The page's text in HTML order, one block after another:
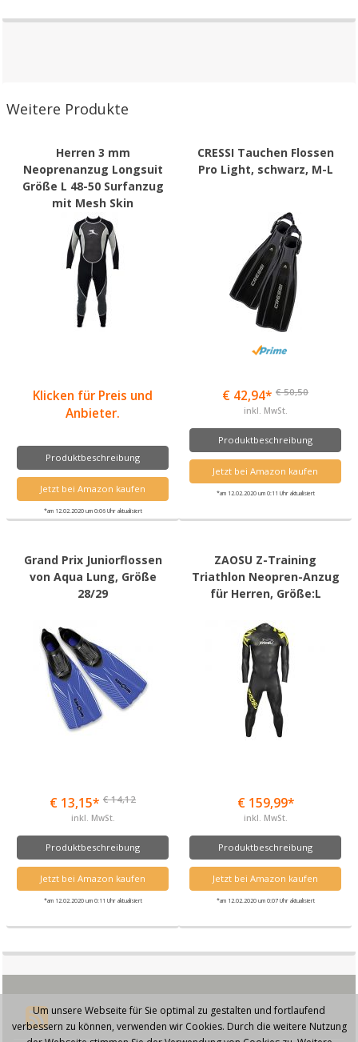
Weitere Produkte
Herren 3 mm
Neoprenanzug Longsuit
Größe L 48-50 Surfanzug
mit Mesh Skin
Klicken für Preis und
Anbieter.
Produktbeschreibung
Jetzt bei Amazon kaufen
*am 12.02.2020 um 0:06 Uhr aktualisiert
CRESSI Tauchen Flossen
Pro Light, schwarz, M-L
€ 42,94* € 50,50
inkl. MwSt.
Produktbeschreibung
Jetzt bei Amazon kaufen
*am 12.02.2020 um 0:11 Uhr aktualisiert
Grand Prix Juniorflossen
von Aqua Lung, Größe
28/29
€ 13,15* € 14,12
inkl. MwSt.
Produktbeschreibung
Jetzt bei Amazon kaufen
*am 12.02.2020 um 0:11 Uhr aktualisiert
ZAOSU Z-Training
Triathlon Neopren-Anzug
für Herren, Größe:L
€ 159,99*
inkl. MwSt.
Produktbeschreibung
Jetzt bei Amazon kaufen
*am 12.02.2020 um 0:07 Uhr aktualisiert
Um unsere Webseite für Sie optimal zu gestalten und fortlaufend
verbessern zu können, verwenden wir Cookies. Durch die weitere Nutzung